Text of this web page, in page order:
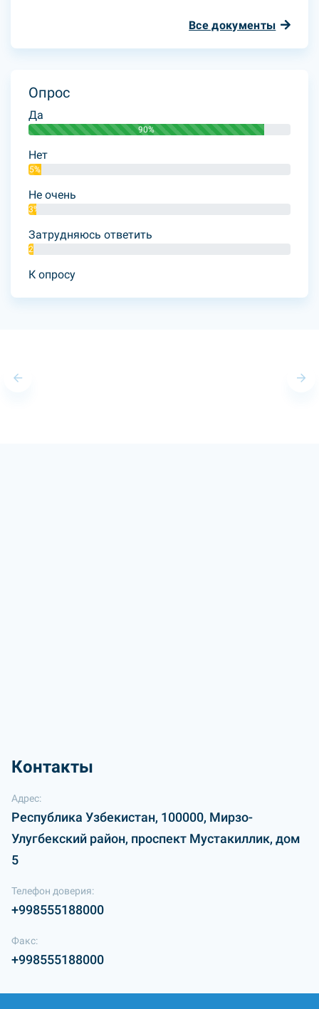
Все документы
Опрос
Да
90%
Нет
5%
Не очень
3%
Затрудняюсь ответить
2%
К опросу
Контакты
Адрес:
Республика Узбекистан, 100000, Мирзо-
Улугбекский район, проспект Мустакиллик, дом
5
Телефон доверия:
+998555188000
Факс:
+998555188000